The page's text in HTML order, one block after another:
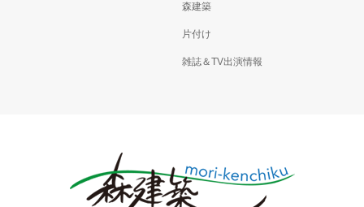
森建築
片付け
雑誌＆TV出演情報